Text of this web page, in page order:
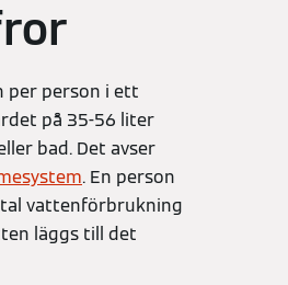
per person i ett
på 35-56 liter
bad. Det avser
. En person
vattenförbrukning
läggs till det